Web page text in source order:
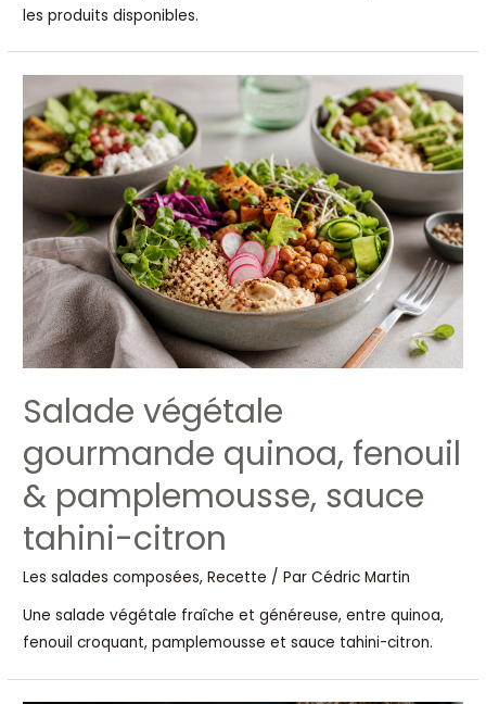
les produits disponibles.
Salade végétale
gourmande quinoa, fenouil
& pamplemousse, sauce
tahini-citron
Les salades composées,Recette / ParCédric Martin
Une salade végétale fraîche et généreuse, entre quinoa,
fenouil croquant, pamplemousse et sauce tahini-citron.